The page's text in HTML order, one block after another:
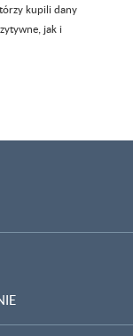
kupili dany
jak i